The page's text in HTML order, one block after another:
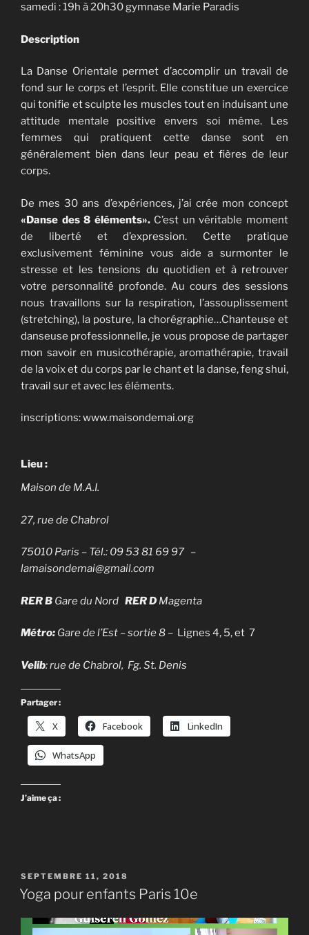
samedi : 19h à 20h30 gymnase Marie Paradis
Description
La Danse Orientale permet d’accomplir un travail de
fond sur le corps et l’esprit. Elle constitue un exercice
qui tonifie et sculpte les muscles tout en induisant une
attitude mentale positive envers soi même. Les
femmes qui pratiquent cette danse sont en
généralement bien dans leur peau et fières de leur
corps.
De mes 30 ans d’expériences, j’ai crée mon concept
«Danse des 8 éléments».C’est un véritable moment
de liberté et d’expression. Cette pratique
exclusivement féminine vous aide a surmonter le
stresse et les tensions du quotidien et à retrouver
votre personnalité profonde. Au cours des sessions
nous travaillons sur la respiration, l’assouplissement
(stretching), la posture, la chorégraphie…Chanteuse et
danseuse professionnelle, je vous propose de partager
mon savoir en musicothérapie, aromathérapie, travail
de la voix et du corps par le chant et la danse, feng shui,
travail sur et avec les éléments.
inscriptions: www.maisondemai.org
Lieu :
Maison de M.A.I.
27, rue de Chabrol
75010 Paris – Tél.: 09 53 81 69 97 –
lamaisondemai@gmail.com
RER B Gare du Nord RER DMagenta
Métro: Gare de l’Est – sortie 8 – Lignes 4, 5, et 7
Velib: rue de Chabrol, Fg. St. Denis
Partager :
X Facebook LinkedIn
WhatsApp
J’aime ça :
PUBLIÉ
LE
SEPTEMBRE 11, 2018
Yoga pour enfants Paris 10e